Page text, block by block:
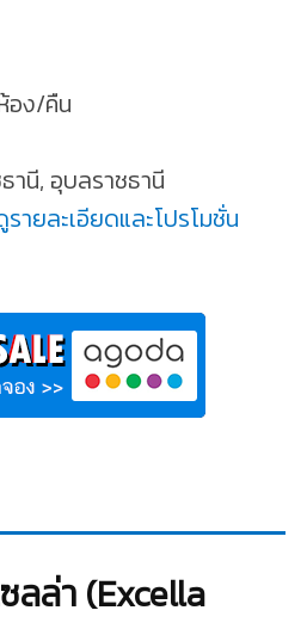
ง/คืน
านี, อุบลราชธานี
ายละเอียดและโปรโมชั่น
ลล่า (Excella